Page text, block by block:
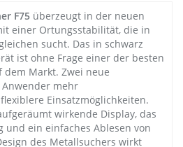
F75 überzeugt in der neuen
einer Ortungsstabilität, die in
sucht. Das in schwarz
ist ohne Frage einer der besten
Markt. Zwei neue
mehr
Einsatzmöglichkeiten.
wirkende Display, das
und ein einfaches Ablesen von
des Metallsuchers wirkt